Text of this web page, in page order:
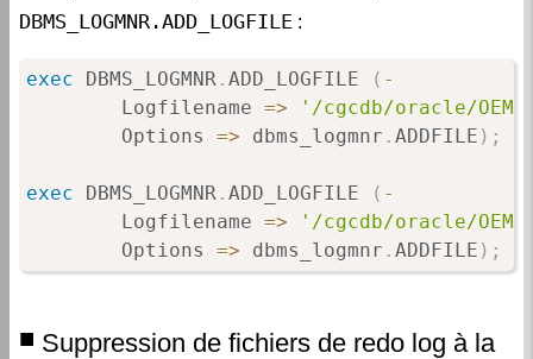
DBMS_LOGMNR.ADD_LOGFILE :
exec DBMS_LOGMNR . ADD_LOGFILE ( -
        Logfilename
=>
'/cgcdb/oracle/
        Options
=> dbms_logmnr . ADDFILE ) ;
exec DBMS_LOGMNR . ADD_LOGFILE ( -
        Logfilename
=>
'/cgcdb/oracle/
        Options
=> dbms_logmnr . ADDFILE ) ;
Suppression de fichiers de redo log à la